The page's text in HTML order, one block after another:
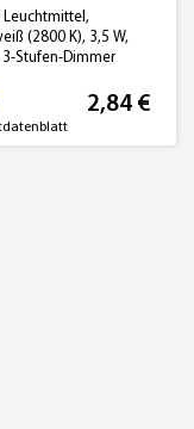
Leuchtmittel,
(2800 K), 3,5 W,
Stufen-Dimmer
2,84 €